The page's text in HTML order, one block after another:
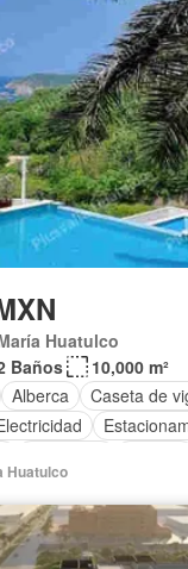
Huatulco
Baños
10,000 m²
Alberca
Caseta de
Cocina integral
amueblado
Huatulco